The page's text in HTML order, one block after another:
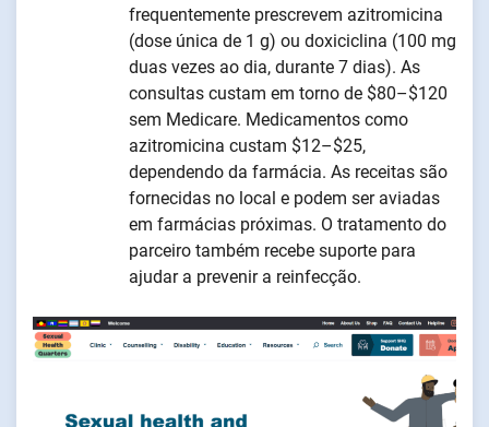
frequentemente prescrevem azitromicina
(dose única de 1 g) ou doxiciclina (100 mg
duas vezes ao dia, durante 7 dias). As
consultas custam em torno de $80–$120
sem Medicare. Medicamentos como
azitromicina custam $12–$25,
dependendo da farmácia. As receitas são
fornecidas no local e podem ser aviadas
em farmácias próximas. O tratamento do
parceiro também recebe suporte para
ajudar a prevenir a reinfecção.